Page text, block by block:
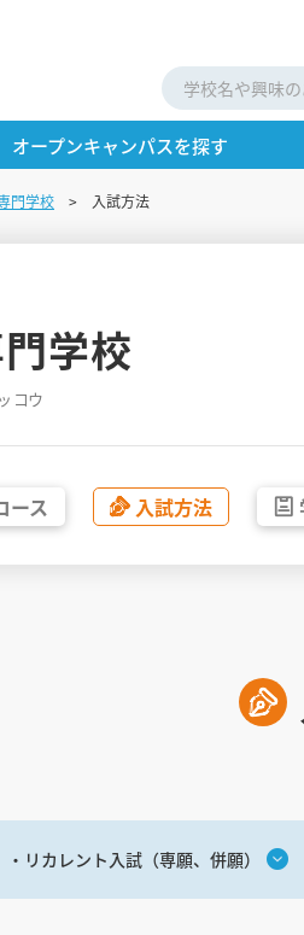
オープンキャンパスを探す
門学校 入試方法
学校
コウ
ース 入試方法
リカレント入試（専願、併願）